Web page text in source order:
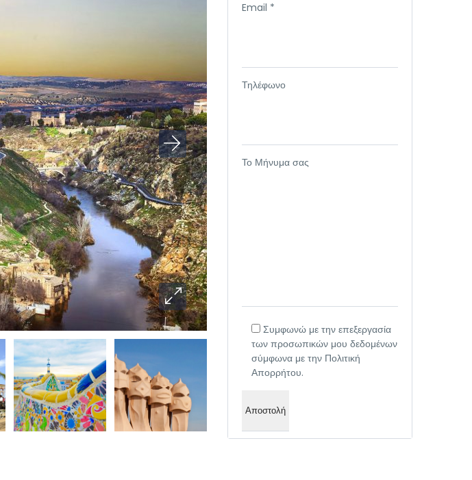
Email *
Τηλέφωνο
Το Μήνυμα σας
Συμφωνώ με την επεξεργασία
των προσωπικών μου δεδομένων
σύμφωνα με την Πολιτική
Απορρήτου.